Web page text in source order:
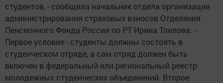
студентов, - сообщила начальник отдела организации
администрирования страховых взносов Отделения
Пенсионного Фонда России по РТ Ирина Тлилова. -
Первое условие - студенты должны состоять в
студенческом отряде, а сам отряд должен быть
включен в федеральный или региональный реестр
молодежных студенческих объединений. Второе